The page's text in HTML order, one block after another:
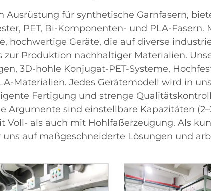
Ausrüstung für synthetische Garnfasern,
PET, Bi-Komponenten- und PLA-
hochwertige Geräte, die auf diverse
zur Produktion nachhaltiger Materialien.
3D-hohle Konjugat-PET-Systeme,
Materialien. Jedes Gerätemodell wird in
Fertigung und strenge
Argumente sind einstellbare Kapazitäten
Voll- als auch mit Hohlfaßerzeugung. Als
uns auf maßgeschneiderte Lösungen und